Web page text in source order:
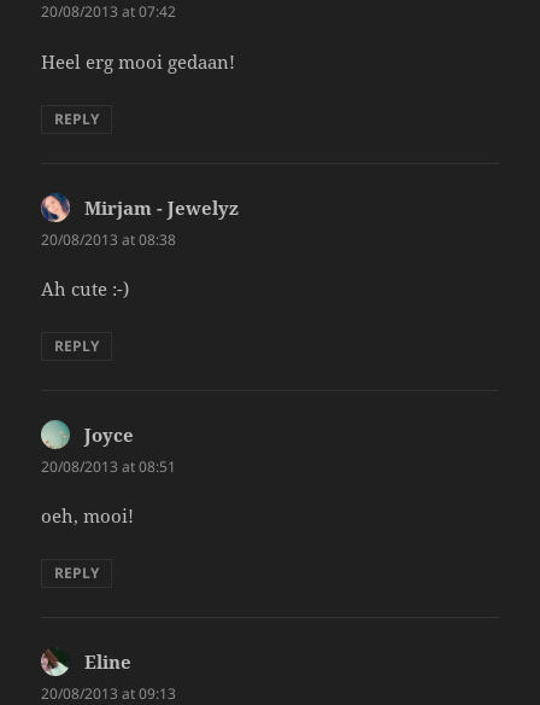
20/08/2013 at 07:42
Heel erg mooi gedaan!
REPLY
Mirjam - Jewelyz
20/08/2013 at 08:38
Ah cute :-)
REPLY
Joyce
20/08/2013 at 08:51
oeh, mooi!
REPLY
Eline
20/08/2013 at 09:13